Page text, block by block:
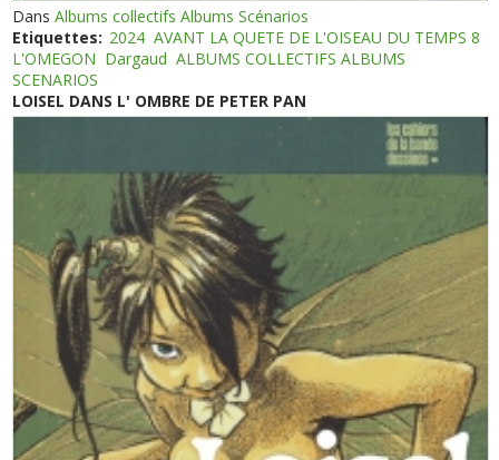
DansAlbums collectifs Albums Scénarios
Etiquettes: 2024 AVANT LA QUETE DE L'OISEAU DU TEMPS 8
L'OMEGON Dargaud ALBUMS COLLECTIFS ALBUMS
SCENARIOS
LOISEL DANS L' OMBRE DE PETER PAN